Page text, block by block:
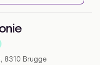
8310 Brugge